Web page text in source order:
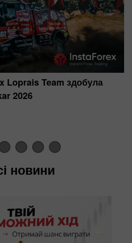
Loprais Team здобула
2026
новини